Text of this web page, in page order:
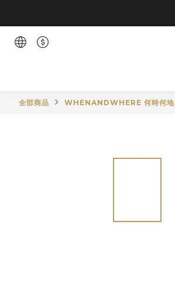
全部商品 WHENANDWHERE 何時何地